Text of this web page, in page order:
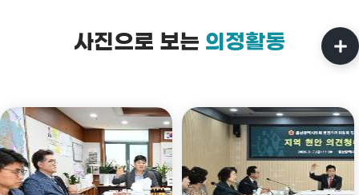
사진으로 보는 의정활동